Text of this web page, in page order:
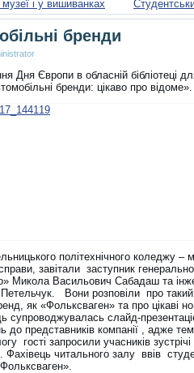
і у вишиванках
бренди
Дня Європи в обласній бібліотеці
бренди: цікаво про відоме».
політехнічного коледжу –
завітали заступник
Микола Васильович Сабадаш та
Вони розповіли про
як «Фольксваген» та про цікаві
супроводжувалась слайд-
до представників компанії , адже
гості запросили учасників зустрічі
читального залу ввів